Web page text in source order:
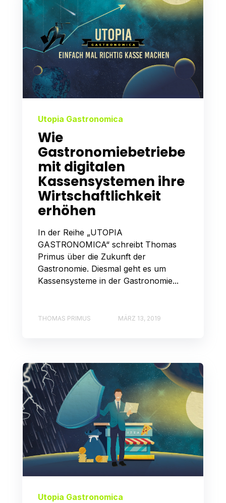
Utopia Gastronomica
Wie
Gastronomiebetriebe
mit digitalen
Kassensystemen ihre
Wirtschaftlichkeit
erhöhen
In der Reihe „UTOPIA
GASTRONOMICA“ schreibt Thomas
Primus über die Zukunft der
Gastronomie. Diesmal geht es um
Kassensysteme in der Gastronomie...
THOMAS PRIMUS MÄRZ 13, 2019
Utopia Gastronomica